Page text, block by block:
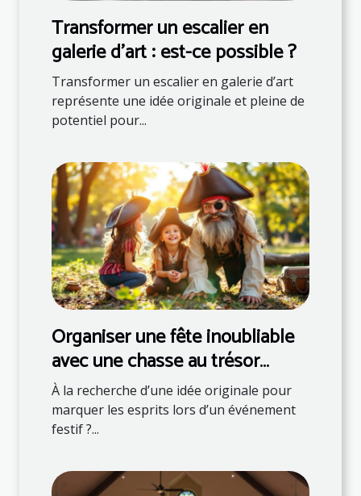
Transformer un escalier en
galerie d'art : est-ce possible ?
Transformer un escalier en galerie d’art
représente une idée originale et pleine de
potentiel pour...
Organiser une fête inoubliable
avec une chasse au trésor
thématique
À la recherche d’une idée originale pour
marquer les esprits lors d’un événement
festif ?...